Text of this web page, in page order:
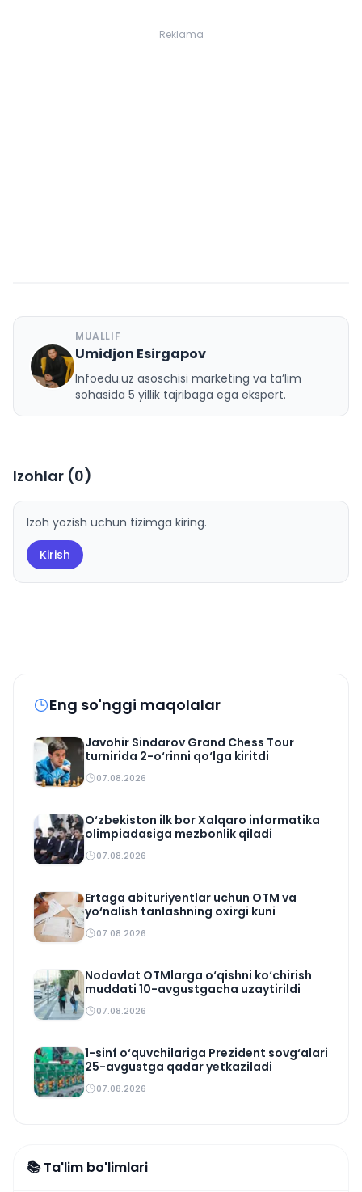
Reklama
U
MUALLIF
Umidjon Esirgapov
Infoedu.uz asoschisi marketing va ta’lim
sohasida 5 yillik tajribaga ega ekspert.
Izohlar (0)
Izoh yozish uchun tizimga kiring.
Kirish
Eng so'nggi maqolalar
Javohir Sindarov Grand Chess Tour
turnirida 2-o‘rinni qo‘lga kiritdi
07.08.2026
O‘zbekiston ilk bor Xalqaro informatika
olimpiadasiga mezbonlik qiladi
07.08.2026
Ertaga abituriyentlar uchun OTM va
yo‘nalish tanlashning oxirgi kuni
07.08.2026
Nodavlat OTMlarga o‘qishni ko‘chirish
muddati 10-avgustgacha uzaytirildi
07.08.2026
1-sinf o‘quvchilariga Prezident sovg‘alari
25-avgustga qadar yetkaziladi
07.08.2026
📚 Ta'lim bo'limlari